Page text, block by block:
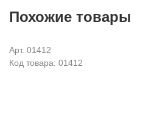
Похожие товары
Арт. 01412
Код товара: 01412